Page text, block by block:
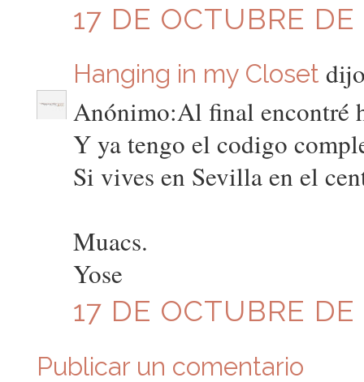
17 DE OCTUBRE
Hanging in my Closet
Anónimo:Al final encontré
Y ya tengo el codigo
Si vives en Sevilla en el
Muacs.
Yose
17 DE OCTUBRE
Publicar un comentario